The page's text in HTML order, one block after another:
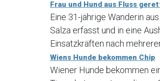
Frau und Hund aus Fluss
Eine 31-jährige Wanderin
Salza erfasst und in eine
Einsatzkräften nach
Wiens Hunde bekommen Chip
Wiener Hunde bekommen